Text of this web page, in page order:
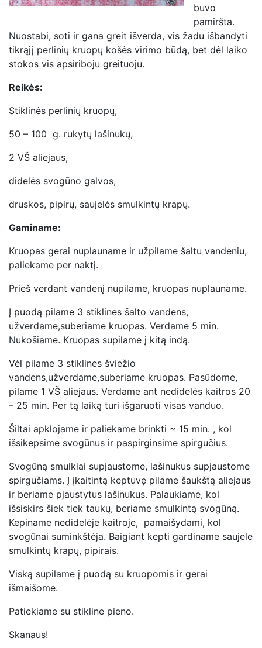
buvo
pamiršta.
Nuostabi, soti ir gana greit išverda, vis žadu išbandyti
tikrąjį perlinių kruopų košės virimo būdą, bet dėl laiko
stokos vis apsiriboju greituoju.
Reikės:
Stiklinės perlinių kruopų,
50 – 100 g. rukytų lašinukų,
2 VŠ aliejaus,
didelės svogūno galvos,
druskos, pipirų, saujelės smulkintų krapų.
Gaminame:
Kruopas gerai nuplauname ir užpilame šaltu vandeniu,
paliekame per naktį.
Prieš verdant vandenį nupilame, kruopas nuplauname.
Į puodą pilame 3 stiklines šalto vandens,
užverdame,suberiame kruopas. Verdame 5 min.
Nukošiame. Kruopas supilame į kitą indą.
Vėl pilame 3 stiklines šviežio
vandens,užverdame,suberiame kruopas. Pasūdome,
pilame 1 VŠ aliejaus. Verdame ant nedidelės kaitros 20
– 25 min. Per tą laiką turi išgaruoti visas vanduo.
Šiltai apklojame ir paliekame brinkti ~ 15 min. , kol
išsikepsime svogūnus ir paspirginsime spirgučius.
Svogūną smulkiai supjaustome, lašinukus supjaustome
spirgučiams. Į įkaitintą keptuvę pilame šaukštą aliejaus
ir beriame pjaustytus lašinukus. Palaukiame, kol
išsiskirs šiek tiek taukų, beriame smulkintą svogūną.
Kepiname nedidelėje kaitroje, pamaišydami, kol
svogūnai suminkštėja. Baigiant kepti gardiname saujele
smulkintų krapų, pipirais.
Viską supilame į puodą su kruopomis ir gerai
išmaišome.
Patiekiame su stikline pieno.
Skanaus!